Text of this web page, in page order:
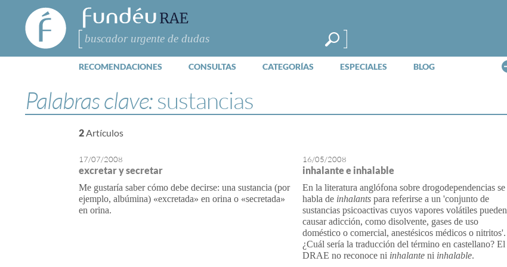
FundéuRAE
- Fundación
del Español
Urgente
Buscar
RECOMENDACIONES CONSULTAS CATEGORÍAS ESPECIALES BLOG
Palabras clave:sustancias
2Artículos
17/07/2008
excretar y secretar
Me gustaría saber cómo debe decirse: una sustancia (por
ejemplo, albúmina) «excretada» en orina o «secretada»
en orina.
16/05/2008
inhalante e inhalable
En la literatura anglófona sobre drogodependencias se
habla de inhalants para referirse a un 'conjunto de
sustancias psicoactivas cuyos vapores volátiles pueden
causar adicción, como disolvente, gases de uso
doméstico o comercial, anestésicos médicos o nitritos'.
¿Cuál sería la traducción del término en castellano? El
DRAE no reconoce ni inhalante ni inhalable.